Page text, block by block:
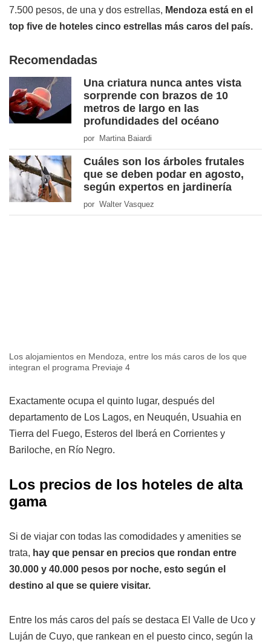
7.500 pesos, de una y dos estrellas, Mendoza está en el
top five de hoteles cinco estrellas más caros del país.
Recomendadas
Una criatura nunca antes vista
sorprende con brazos de 10
metros de largo en las
profundidades del océano
por Martina Baiardi
Cuáles son los árboles frutales
que se deben podar en agosto,
según expertos en jardinería
por Walter Vasquez
Los alojamientos en Mendoza, entre los más caros de los que
integran el programa Previaje 4
Exactamente ocupa el quinto lugar, después del
departamento de Los Lagos, en Neuquén, Usuahia en
Tierra del Fuego, Esteros del Iberá en Corrientes y
Bariloche, en Río Negro.
Los precios de los hoteles de alta
gama
Si de viajar con todas las comodidades y amenities se
trata, hay que pensar en precios que rondan entre
30.000 y 40.000 pesos por noche, esto según el
destino al que se quiere visitar.
Entre los más caros del país se destaca El Valle de Uco y
Luján de Cuyo, que rankean en el puesto cinco, según la